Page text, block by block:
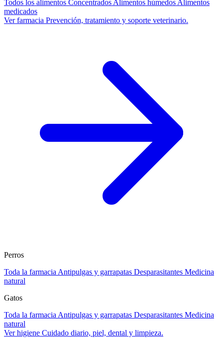
Todos los alimentos Concentrados Alimentos húmedos Alimentos
medicados
Ver farmacia Prevención, tratamiento y soporte veterinario.
Perros
Toda la farmacia Antipulgas y garrapatas Desparasitantes Medicina
natural
Gatos
Toda la farmacia Antipulgas y garrapatas Desparasitantes Medicina
natural
Ver higiene Cuidado diario, piel, dental y limpieza.